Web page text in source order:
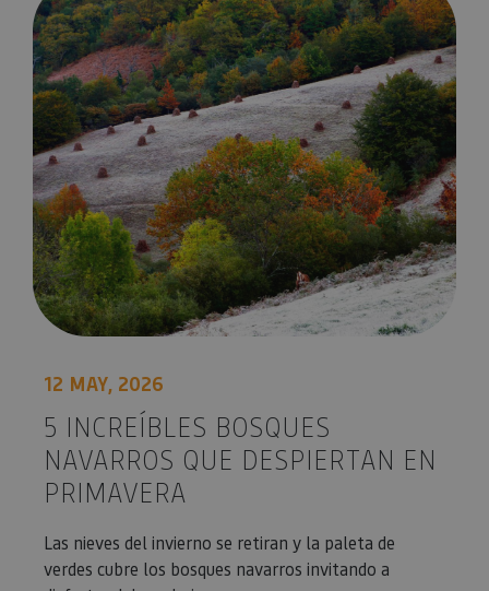
12 MAY, 2026
5 INCREÍBLES BOSQUES
NAVARROS QUE DESPIERTAN EN
PRIMAVERA
Las nieves del invierno se retiran y la paleta de
verdes cubre los bosques navarros invitando a